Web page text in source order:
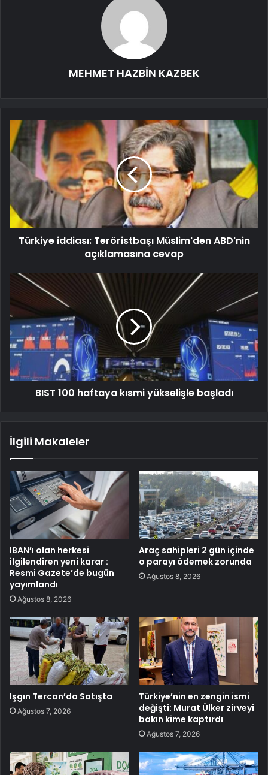
MEHMET HAZBİN KAZBEK
Türkiye iddiası: Teröristbaşı Müslim'den ABD'nin
açıklamasına cevap
BIST 100 haftaya kısmi yükselişle başladı
İlgili Makaleler
IBAN’ı olan herkesi
ilgilendiren yeni karar :
Resmi Gazete’de bugün
yayımlandı
Ağustos 8, 2026
Araç sahipleri 2 gün içinde
o parayı ödemek zorunda
Ağustos 8, 2026
Işgın Tercan’da Satışta
Ağustos 7, 2026
Türkiye’nin en zengin ismi
değişti: Murat Ülker zirveyi
bakın kime kaptırdı
Ağustos 7, 2026